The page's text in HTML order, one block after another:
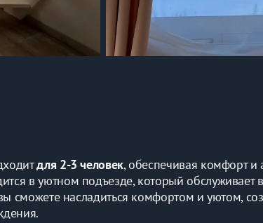
для 2-3 человек, обеспечивая комфорт и
в уютном подъезде, который обслуживает
сможете насладиться комфортом и уютом,